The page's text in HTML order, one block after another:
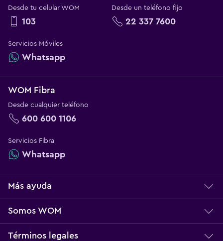
Desde tu celular WOM
103
Desde un teléfono fijo
22 337 7600
Servicios Móviles
Whatsapp
WOM Fibra
Desde cualquier teléfono
600 600 1106
Servicios Fibra
Whatsapp
Más ayuda
Servicio técnico
Somos WOM
Sobre WOM
Términos legales